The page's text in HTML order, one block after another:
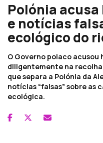
Polónia
e notícias
ecológico do
O Governo polaco acusou
diligentemente na recolha
que separa a Polónia da
notícias “falsas” sobre as
ecológica.